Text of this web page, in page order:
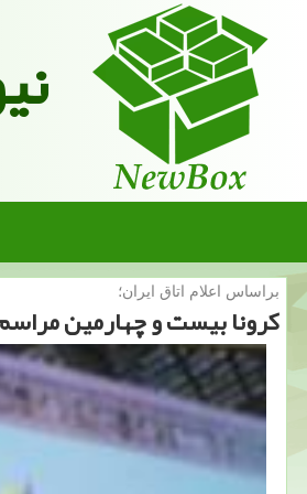
براساس اعلام اتاق ایران؛
كرونا بیست و چهارمین